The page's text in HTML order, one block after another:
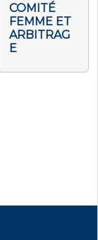
COMITÉ
FEMME ET
ARBITRAG
E